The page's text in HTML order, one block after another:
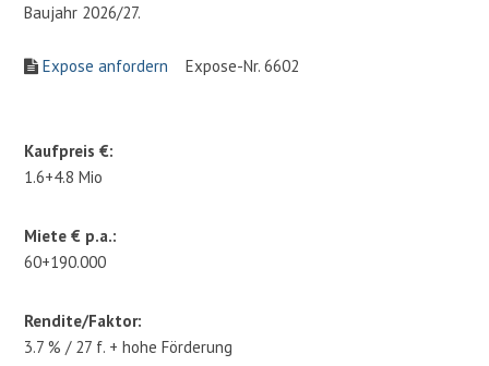
Baujahr 2026/27.
Expose anfordern Expose-Nr. 6602
Kaufpreis €:
1.6+4.8 Mio
Miete € p.a.:
60+190.000
Rendite/Faktor:
3.7 % / 27 f. + hohe Förderung